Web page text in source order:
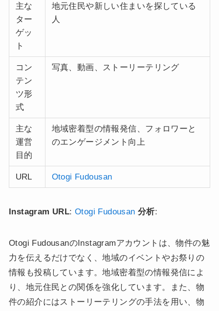
主な
ター
ゲッ
ト
地元住民や新しい住まいを探している
人
コン
テン
ツ形
式
写真、動画、ストーリーテリング
主な
運営
目的
地域密着型の情報発信、フォロワーと
のエンゲージメント向上
URL Otogi Fudousan
Instagram URL: Otogi Fudousan 分析:
Otogi FudousanのInstagramアカウントは、物件の魅
力を伝えるだけでなく、地域のイベントやお祭りの
情報も投稿しています。地域密着型の情報発信によ
り、地元住民との関係を強化しています。また、物
件の紹介にはストーリーテリングの手法を用い、物